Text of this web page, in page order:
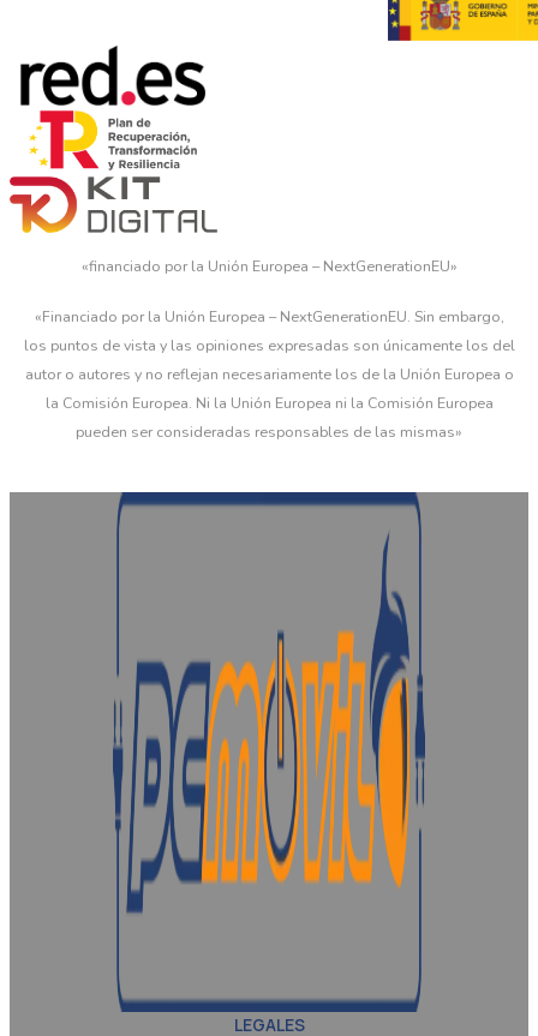
«financiado por la Unión Europea – NextGenerationEU»
«Financiado por la Unión Europea – NextGenerationEU. Sin embargo,
los puntos de vista y las opiniones expresadas son únicamente los del
autor o autores y no reflejan necesariamente los de la Unión Europea o
la Comisión Europea. Ni la Unión Europea ni la Comisión Europea
pueden ser consideradas responsables de las mismas»
LEGALES